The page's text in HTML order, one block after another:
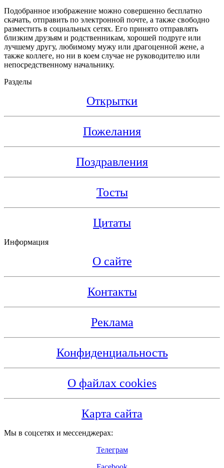
Подобранное изображение можно совершенно бесплатно
скачать, отправить по электронной почте, а также свободно
разместить в социальных сетях. Его принято отправлять
близким друзьям и родственникам, хорошей подруге или
лучшему другу, любимому мужу или драгоценной жене, а
также коллеге, но ни в коем случае не руководителю или
непосредственному начальнику.
Разделы
Открытки
Пожелания
Поздравления
Тосты
Цитаты
Информация
О сайте
Контакты
Реклама
Конфиденциальность
О файлах cookies
Карта сайта
Мы в соцсетях и мессенджерах:
Телеграм